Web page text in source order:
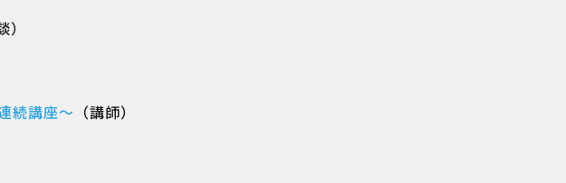
）
続講座〜 （講師）